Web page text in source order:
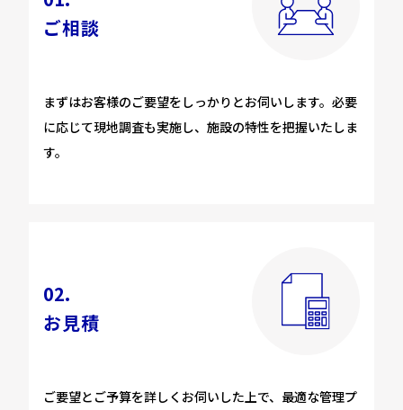
ご相談
まずはお客様のご要望をしっかりとお伺いします。必要
に応じて現地調査も実施し、施設の特性を把握いたしま
す。
02.
お見積
ご要望とご予算を詳しくお伺いした上で、最適な管理プ